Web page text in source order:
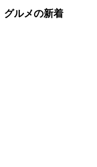
グルメの新着